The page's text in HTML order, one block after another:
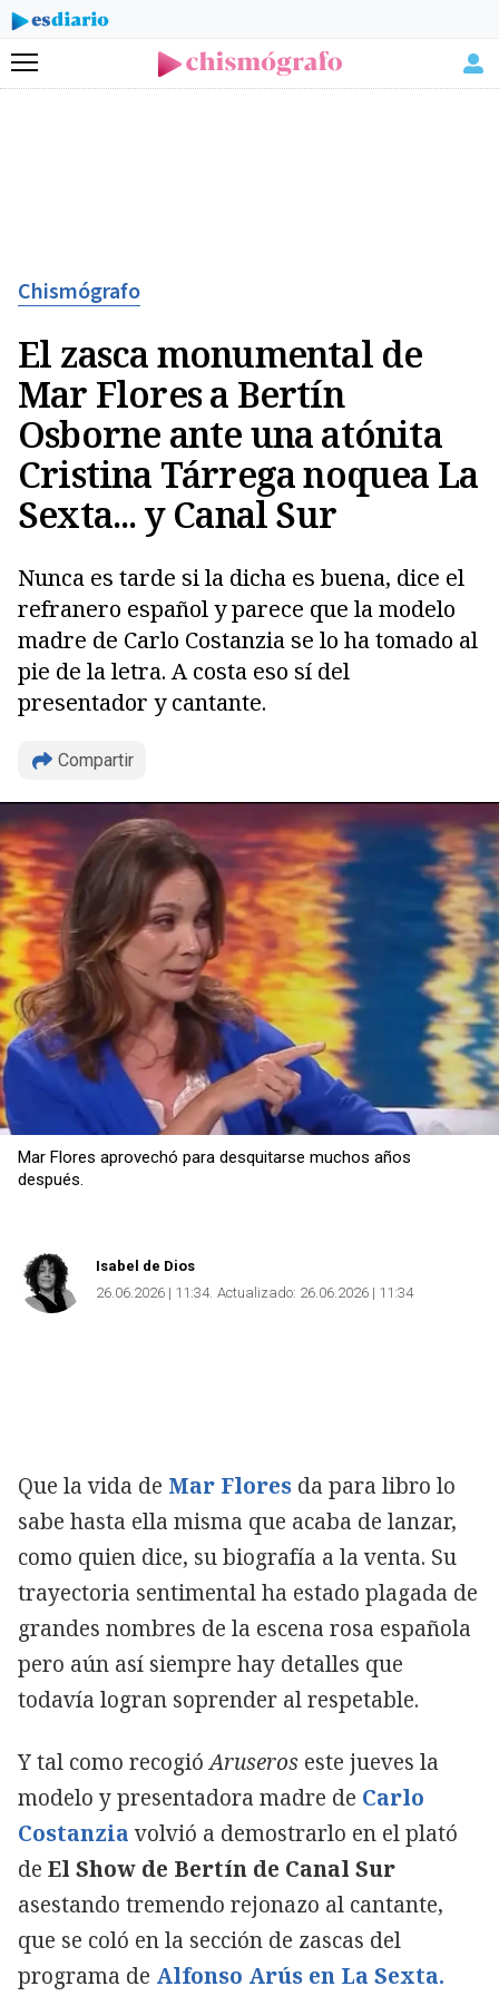
Menú
Chismógrafo
El zasca monumental de
Mar Flores a Bertín
Osborne ante una atónita
Cristina Tárrega noquea La
Sexta... y Canal Sur
Nunca es tarde si la dicha es buena, dice el
refranero español y parece que la modelo
madre de Carlo Costanzia se lo ha tomado al
pie de la letra. A costa eso sí del
presentador y cantante.
Compartir
Copiar
Mar Flores aprovechó para desquitarse muchos años
después.
Isabel de Dios
26.06.2026 | 11:34 Actualizado: 26.06.2026 | 11:34
Que la vida de Mar Flores da para libro lo
sabe hasta ella misma que acaba de lanzar,
como quien dice, su biografía a la venta. Su
trayectoria sentimental ha estado plagada de
grandes nombres de la escena rosa española
pero aún así siempre hay detalles que
todavía logran soprender al respetable.
Y tal como recogióAruseros este jueves la
modelo y presentadora madre de Carlo
Costanziavolvió a demostrarlo en el plató
de El Show de Bertín de Canal Sur
asestando tremendo rejonazo al cantante,
que se coló en la sección de zascas del
programa de Alfonso Arús en La Sexta.